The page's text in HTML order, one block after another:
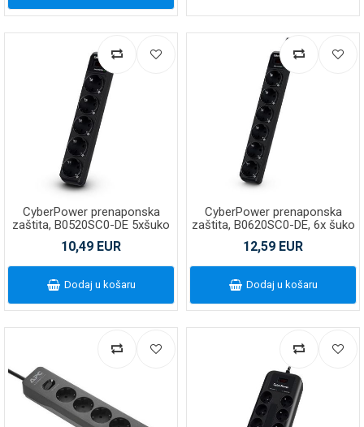
CyberPower prenaponska
zaštita, B0520SC0-DE 5xšuko
10,49 EUR
Dodaj u košaru
CyberPower prenaponska
zaštita, B0620SC0-DE, 6x šuko
12,59 EUR
Dodaj u košaru